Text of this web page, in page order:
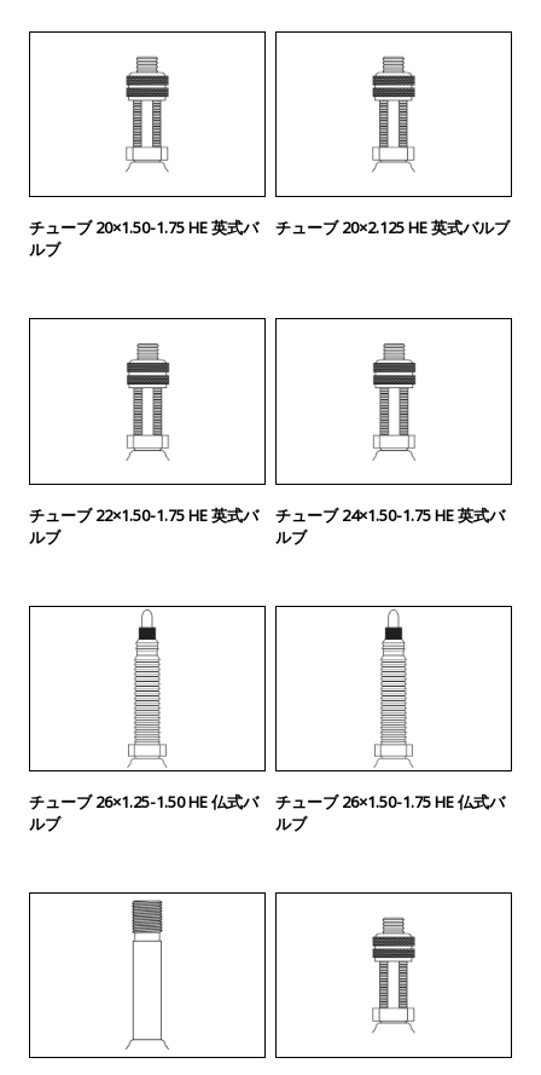
チューブ 20×1.50-1.75 HE 英式バ
ルブ
チューブ 20×2.125 HE 英式バルブ
チューブ 22×1.50-1.75 HE 英式バ
ルブ
チューブ 24×1.50-1.75 HE 英式バ
ルブ
チューブ 26×1.25-1.50 HE 仏式バ
ルブ
チューブ 26×1.50-1.75 HE 仏式バ
ルブ